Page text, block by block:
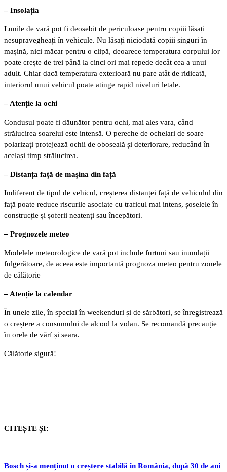
– Insolația
Lunile de vară pot fi deosebit de periculoase pentru copiii lăsați
nesupravegheați în vehicule. Nu lăsați niciodată copiii singuri în
mașină, nici măcar pentru o clipă, deoarece temperatura corpului lor
poate crește de trei până la cinci ori mai repede decât cea a unui
adult. Chiar dacă temperatura exterioară nu pare atât de ridicată,
interiorul unui vehicul poate atinge rapid niveluri letale.
– Atenție la ochi
Condusul poate fi dăunător pentru ochi, mai ales vara, când
strălucirea soarelui este intensă. O pereche de ochelari de soare
polarizați protejează ochii de oboseală și deteriorare, reducând în
același timp strălucirea.
– Distanța față de mașina din față
Indiferent de tipul de vehicul, creșterea distanței față de vehiculul din
față poate reduce riscurile asociate cu traficul mai intens, șoselele în
construcție și șoferii neatenți sau începători.
– Prognozele meteo
Modelele meteorologice de vară pot include furtuni sau inundații
fulgerătoare, de aceea este importantă prognoza meteo pentru zonele
de călătorie
– Atenție la calendar
În unele zile, în special în weekenduri și de sărbători, se înregistrează
o creștere a consumului de alcool la volan. Se recomandă precauție
în orele de vârf și seara.
Călătorie sigură!
CITEȘTE ȘI:
Bosch și-a menținut o creștere stabilă în România, după 30 de ani